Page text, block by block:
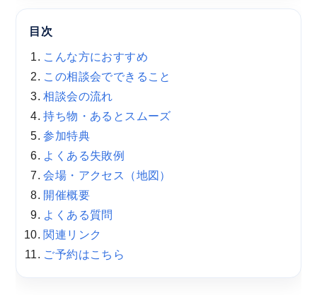
目次
こんな方におすすめ
この相談会でできること
相談会の流れ
持ち物・あるとスムーズ
参加特典
よくある失敗例
会場・アクセス（地図）
開催概要
よくある質問
関連リンク
ご予約はこちら